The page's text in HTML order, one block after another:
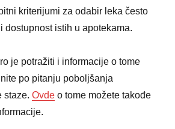
kriterijumi za odabir leka često
dostupnost istih u apotekama.
je potražiti i informacije o tome
po pitanju poboljšanja
staze.Ovde o tome možete takođe